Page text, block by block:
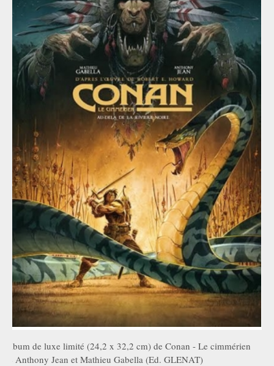
Album de luxe limité (24,2 x 32,2 cm) de Conan - Le cimmérien
de Anthony Jean et Mathieu Gabella (Ed. GLENAT)